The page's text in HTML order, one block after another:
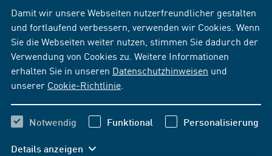
Damit wir unsere Webseiten nutzerfreundlicher gestalten
und fortlaufend verbessern, verwenden wir Cookies. Wenn
Sie die Webseiten weiter nutzen, stimmen Sie dadurch der
Verwendung von Cookies zu. Weitere Informationen
erhalten Sie in unseren Datenschutzhinweisen und
unserer Cookie-Richtlinie
Notwendig Funktional Personalisierung
Details anzeigen